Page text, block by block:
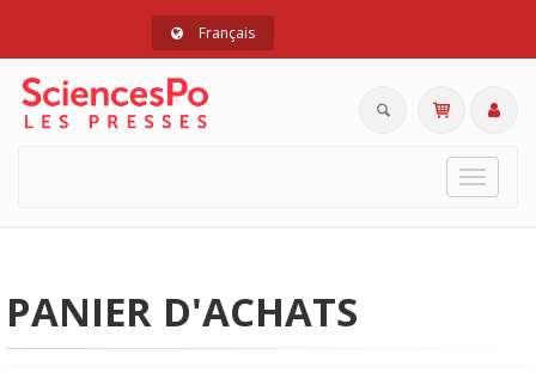
Français
Toggle
PANIER D'ACHATS